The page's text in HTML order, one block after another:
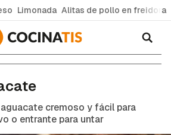
Limonada Alitas de pollo en freidora
cremoso y fácil para
o entrante para untar